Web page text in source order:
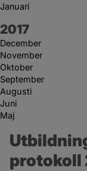
Januari
År:
2017
December
November
Oktober
September
Augusti
Juni
Maj
protokoll